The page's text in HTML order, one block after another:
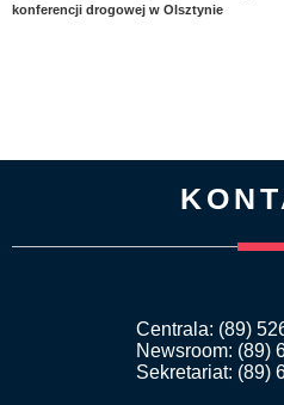
konferencji drogowej w Olsztynie
Centrala: (89)
Newsroom: (89)
Sekretariat: (89)